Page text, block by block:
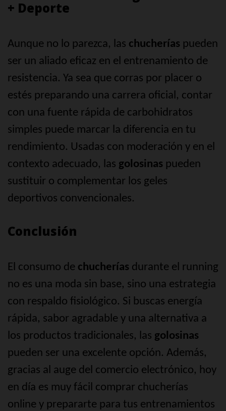
+ Deporte
Aunque no lo parezca, las chucherías pueden
ser un aliado eficaz en el entrenamiento de
resistencia. Ya sea que corras por placer o
estés preparando una carrera oficial, contar
con una fuente rápida de carbohidratos
simples puede marcar la diferencia en tu
rendimiento. Usadas con moderación y en el
contexto adecuado, las golosinas pueden
sustituir o complementar los geles
deportivos convencionales.
Conclusión
El consumo de chucherías durante el running
no es una moda sin base, sino una estrategia
con respaldo fisiológico. Si buscas energía
rápida, sabor agradable y una alternativa a
los productos tradicionales, las golosinas
pueden ser una excelente opción. Además,
gracias al auge del comercio electrónico, hoy
en día es muy fácil comprar chucherías
online y prepararte para tus entrenamientos